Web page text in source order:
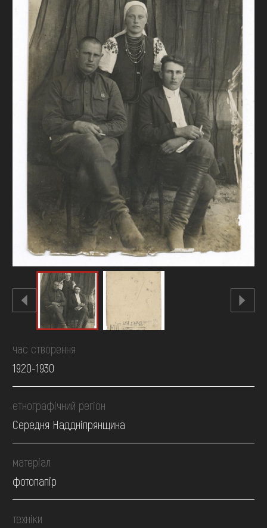
ОНЛАЙН-КРАМНИЦЯ
ПІДТРИМАТИ
час створення
1920-1930
етнографічний регіон
Середня Наддніпрянщина
матеріал
фотопапір
техніки